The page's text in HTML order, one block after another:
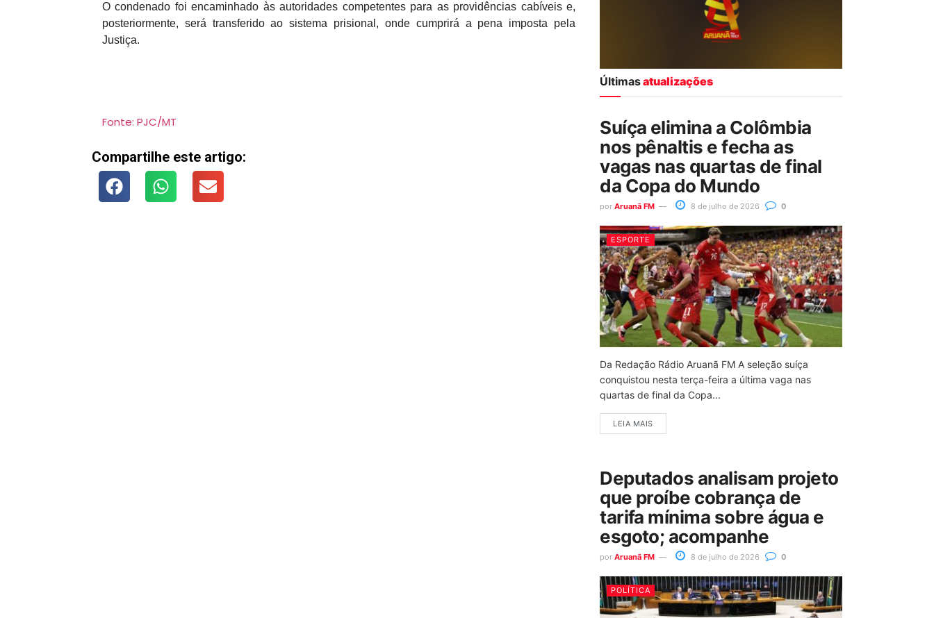
O condenado foi encaminhado às autoridades competentes para as providências cabíveis e,
posteriormente, será transferido ao sistema prisional, onde cumprirá a pena imposta pela
Justiça.
Fonte: PJC/MT
Compartilhe este artigo:
Últimasatualizações
Suíça elimina a Colômbia
nos pênaltis e fecha as
vagas nas quartas de final
da Copa do Mundo
por Aruanã FM 8 de julho de 2026 0
ESPORTE
Da Redação Rádio Aruanã FM A seleção suíça
conquistou nesta terça-feira a última vaga nas
quartas de final da Copa...
LEIA MAIS
Deputados analisam projeto
que proíbe cobrança de
tarifa mínima sobre água e
esgoto; acompanhe
por Aruanã FM 8 de julho de 2026 0
POLÍTICA